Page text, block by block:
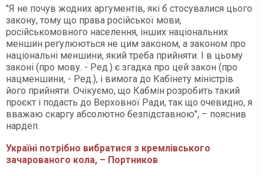
"Я не почув жодних аргументів, які б стосувалися цього
закону, тому що права російської мови,
російськомовного населення, інших національних
меншин регулюються не цим законом, а законом про
національні меншини, який треба прийняти. І в цьому
законі (про мову. - Ред.) є згадка про цей закон (про
нацменшини, - Ред.), і вимога до Кабінету міністрів
його прийняти. Очікуємо, що Кабмін розробить такий
проєкт і подасть до Верховної Ради, так що очевидно, я
вважаю скаргу абсолютно безпідставною", – пояснив
нардеп.
Україні потрібно вибратися з кремлівського
зачарованого кола, – Портников